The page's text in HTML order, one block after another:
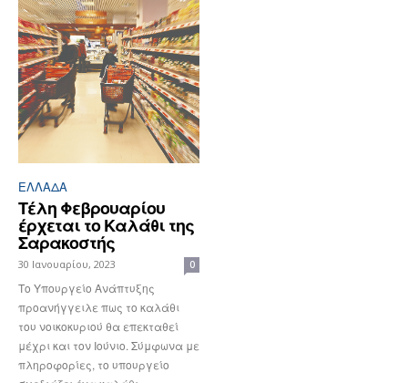
ΕΛΛΆΔΑ
Τέλη Φεβρουαρίου
έρχεται το Καλάθι της
Σαρακοστής
30 Ιανουαρίου, 2023 0
Το Υπουργείο Ανάπτυξης
προανήγγειλε πως το καλάθι
του νοικοκυριού θα επεκταθεί
μέχρι και τον Ιούνιο. Σύμφωνα με
πληροφορίες, το υπουργείο